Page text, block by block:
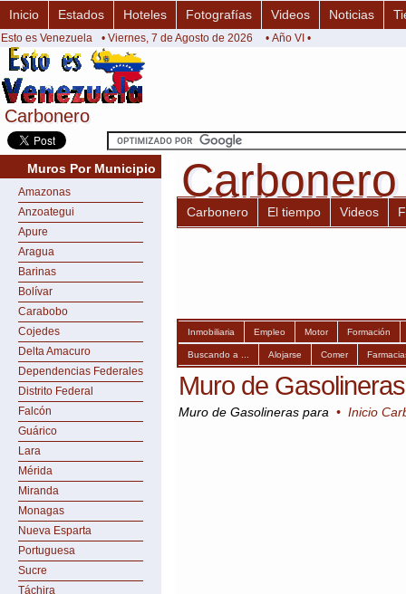
Carbonero
Carbonero
Inicio Estados Hoteles Fotografías Videos Noticias
Esto es Venezuela • Viernes, 7 de Agosto de 2026 • Año VI •
Muros Por Municipio
Amazonas
Anzoategui
Apure
Aragua
Barinas
Bolívar
Carabobo
Cojedes
Delta Amacuro
Dependencias Federales
Distrito Federal
Falcón
Guárico
Lara
Mérida
Miranda
Monagas
Nueva Esparta
Portuguesa
Sucre
Táchira
Carbonero
Carbonero
Carbonero El tiempo Videos
Inmobiliaria Empleo Motor Formación
Buscando a ... Alojarse Comer
Muro de
Muro de Gasolineras para • Inicio